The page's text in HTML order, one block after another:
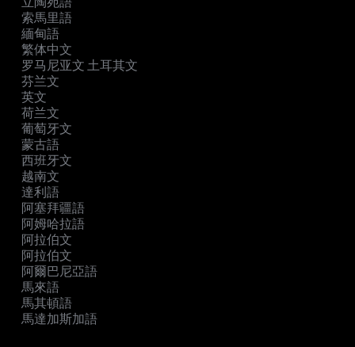
索馬里語
緬甸語
繁体中文
罗马尼亚文 土耳其文
芬兰文
英文
荷兰文
葡萄牙文
蒙古語
西班牙文
越南文
達利語
阿塞拜疆語
阿姆哈拉語
阿拉伯文
阿拉伯文
阿爾巴尼亞語
馬來語
馬其頓語
馬達加斯加語